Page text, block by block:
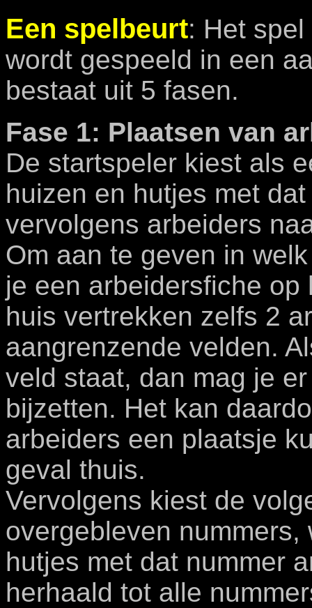
Een spelbeurt: Het
wordt gespeeld in een
bestaat uit 5 fasen.
Fase 1: Plaatsen van
De startspeler kiest als
huizen en hutjes met
vervolgens arbeiders
Om aan te geven in
je een arbeidersfiche
huis vertrekken zelfs 2
aangrenzende velden.
veld staat, dan mag je
bijzetten. Het kan
arbeiders een plaatsje
geval thuis.
Vervolgens kiest de
overgebleven
hutjes met dat nummer
herhaald tot alle